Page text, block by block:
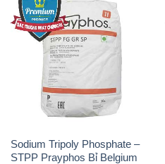
Sodium Tripoly Phosphate –
STPP Prayphos Bỉ Belgium